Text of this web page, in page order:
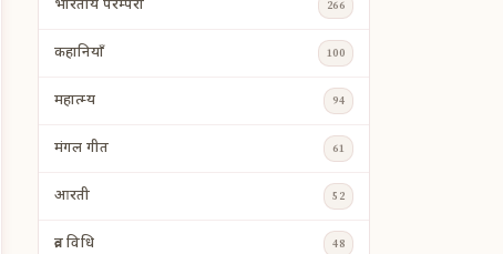
भारतीय परम्परा 266
कहानियाँ 100
महात्म्य 94
मंगल गीत 61
आरती 52
व्रत विधि 48